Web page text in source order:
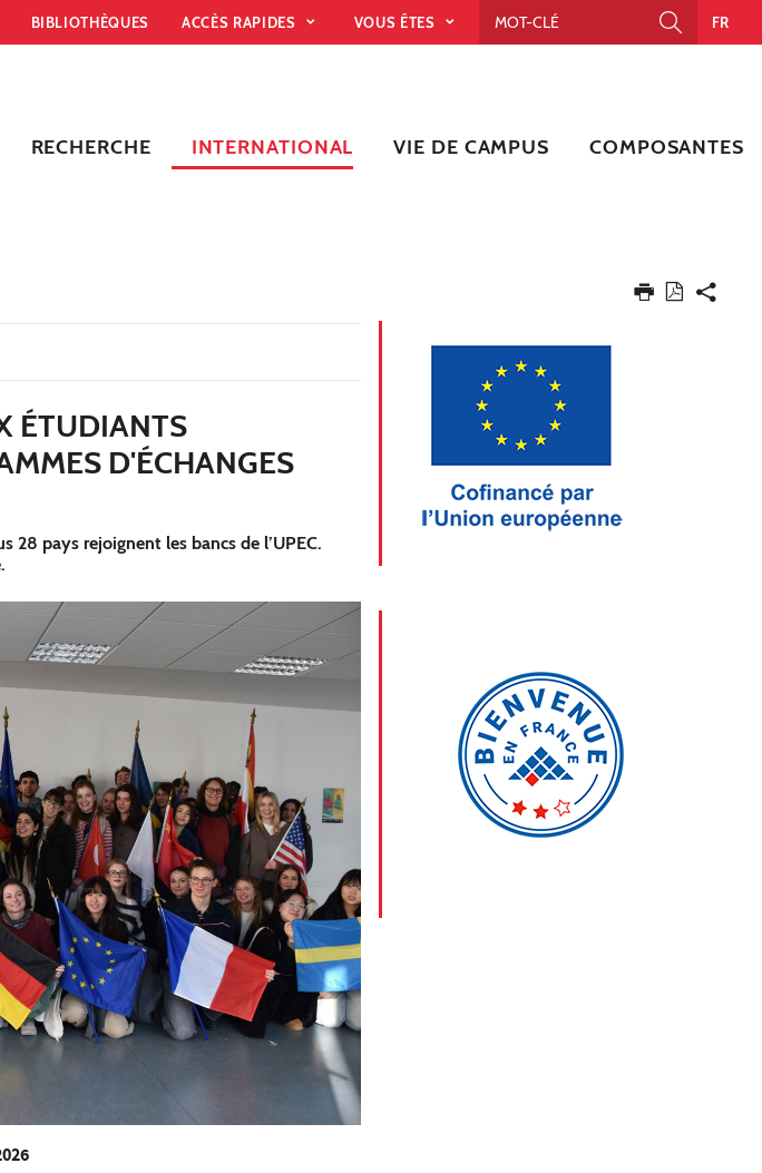
BIBLIOTHÈQUES ACCÈS RAPIDES VOUS ÊTES FR
RECHERCHE INTERNATIONAL VIE DE CAMPUS COMPOSANTES
ÉTUDIANTS
D'ÉCHANGES
pays rejoignent les bancs de l’UPEC.